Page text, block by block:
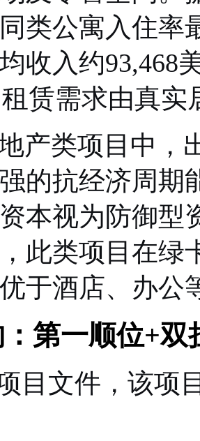
类公寓入住率
收入约93,468
租赁需求由真
产类项目中，
的抗经济周期
本视为防御型
此类项目在绿
于酒店、办公
第一顺位+双
目文件，该项